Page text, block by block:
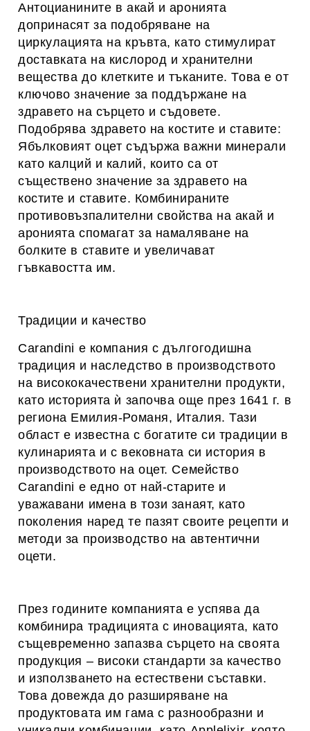
Антоцианините в акай и аронията
допринасят за подобряване на
циркулацията на кръвта, като стимулират
доставката на кислород и хранителни
вещества до клетките и тъканите. Това е от
ключово значение за поддържане на
здравето на сърцето и съдовете.
Подобрява здравето на костите и ставите:
Ябълковият оцет съдържа важни минерали
като калций и калий, които са от
съществено значение за здравето на
костите и ставите. Комбинираните
противовъзпалителни свойства на акай и
аронията спомагат за намаляване на
болките в ставите и увеличават
гъвкавостта им.
Традиции и качество
Carandini е компания с дългогодишна
традиция и наследство в производството
на висококачествени хранителни продукти,
като историята ѝ започва още през 1641 г. в
региона Емилия-Романя, Италия. Тази
област е известна с богатите си традиции в
кулинарията и с вековната си история в
производството на оцет. Семейство
Carandini е едно от най-старите и
уважавани имена в този занаят, като
поколения наред те пазят своите рецепти и
методи за производство на автентични
оцети.
През годините компанията е успява да
комбинира традицията с иновацията, като
същевременно запазва сърцето на своята
продукция – високи стандарти за качество
и използването на естествени съставки.
Това довежда до разширяване на
продуктовата им гама с разнообразни и